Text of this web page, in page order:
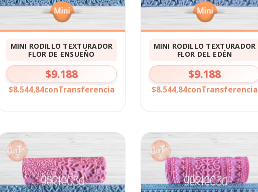
MINI RODILLO TEXTURADOR
FLOR DE ENSUEÑO
$9.188
$8.544,84conTransferencia
MINI RODILLO TEXTURADOR
FLOR DEL EDÉN
$9.188
$8.544,84conTransferencia